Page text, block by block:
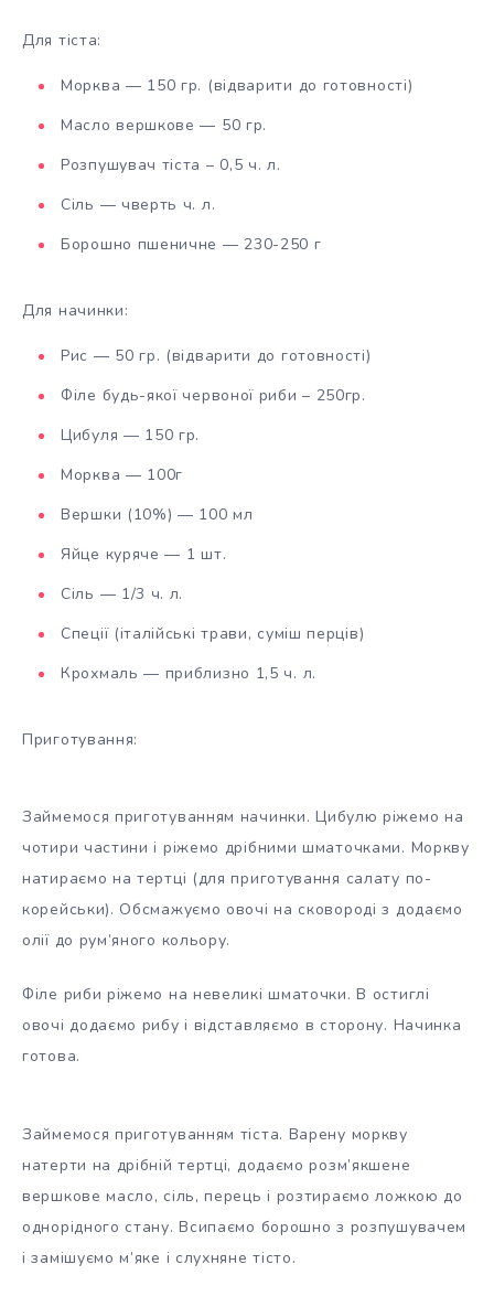
Для тіста:
Морква — 150 гр. (відварити до готовності)
Масло вершкове — 50 гр.
Розпушувач тіста – 0,5 ч. л.
Сіль — чверть ч. л.
Борошно пшеничне — 230-250 г
Для начинки:
Рис — 50 гр. (відварити до готовності)
Філе будь-якої червоної риби – 250гр.
Цибуля — 150 гр.
Морква — 100г
Вершки (10%) — 100 мл
Яйце куряче — 1 шт.
Сіль — 1/3 ч. л.
Спеції (італійські трави, суміш перців)
Крохмаль — приблизно 1,5 ч. л.
Приготування:
Займемося приготуванням начинки. Цибулю ріжемо на
чотири частини і ріжемо дрібними шматочками. Моркву
натираємо на тертці (для приготування салату по-
корейськи). Обсмажуємо овочі на сковороді з додаємо
олії до рум’яного кольору.
Філе риби ріжемо на невеликі шматочки. В остиглі
овочі додаємо рибу і відставляємо в сторону. Начинка
готова.
Займемося приготуванням тіста. Варену моркву
натерти на дрібній тертці, додаємо розм’якшене
вершкове масло, сіль, перець і розтираємо ложкою до
однорідного стану. Всипаємо борошно з розпушувачем
і замішуємо м’яке і слухняне тісто.